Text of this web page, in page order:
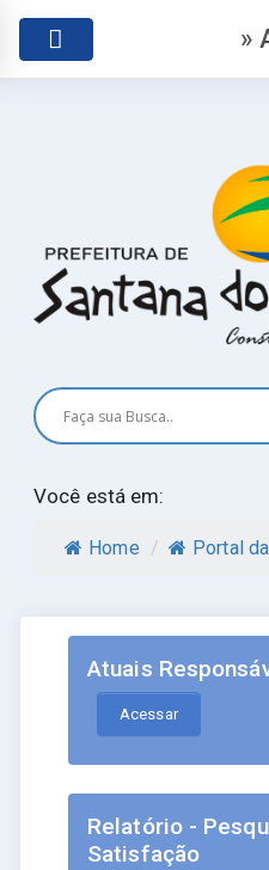
»
Você está em:
Home / Portal
Atuais
Acessar
Relatório -
Satisfação